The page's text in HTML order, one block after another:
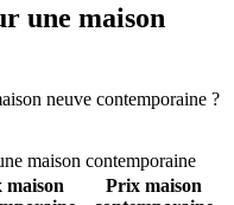
une maison
neuve contemporaine ?
maison contemporaine
maison
Prix maison